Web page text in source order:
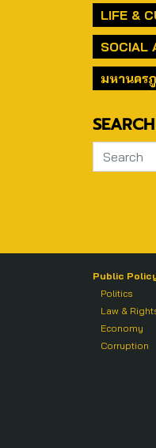
LIFE &
SOCIAL
มหานคร
SEARCH
Public
Politics
Law &
Economy
Corruption